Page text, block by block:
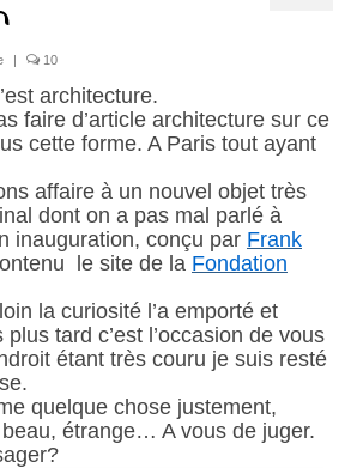
mains
| 10
architecture.
faire d’article architecture sur ce
cette forme. A Paris tout ayant
affaire à un nouvel objet très
dont on a pas mal parlé à
inauguration, conçu par Frank
le site de la Fondation
la curiosité l’a emporté et
tard c’est l’occasion de vous
étant très couru je suis resté
quelque chose justement,
étrange… A vous de juger.